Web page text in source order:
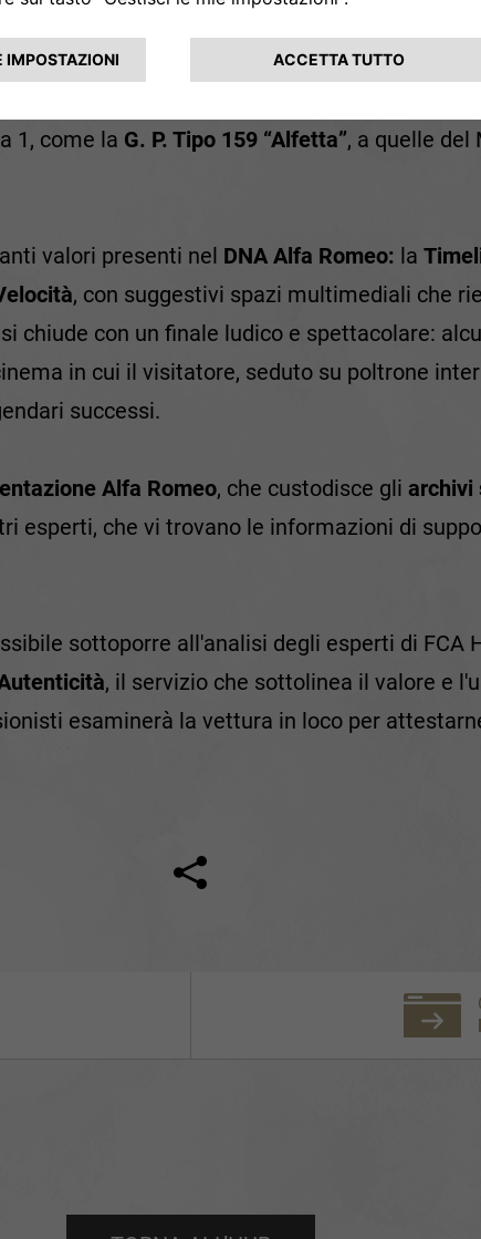
1, come la G. P. Tipo 159 “Alfetta”, a quelle del
valori presenti nel DNA Alfa Romeo: la
, con suggestivi spazi multimediali che
chiude con un finale ludico e spettacolare:
in cui il visitatore, seduto su poltrone
successi.
Alfa Romeo, che custodisce gli archivi
esperti, che vi trovano le informazioni di
sottoporre all'analisi degli esperti di FCA
, il servizio che sottolinea il valore e
esaminerà la vettura in loco per
Twitter